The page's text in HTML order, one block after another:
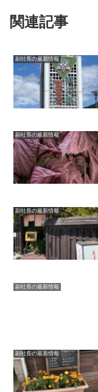
関連記事
副社長の最新情報
副社長の最新情報
副社長の最新情報
副社長の最新情報
副社長の最新情報